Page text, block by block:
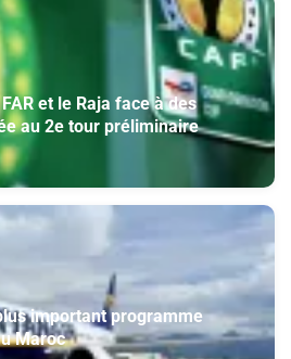
et le Raja face à des
au 2e tour préliminaire
important programme
Maroc